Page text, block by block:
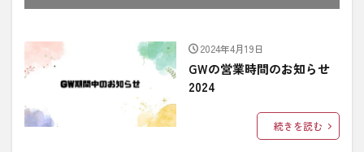
2024年4月19日
GWの営業時間のお知らせ
2024
続きを読む